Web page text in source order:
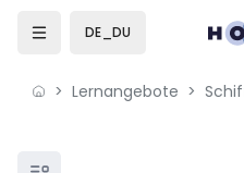
Skip to sidebar navigation
Skip to mobile navigation
DE_DU
Lernangebote